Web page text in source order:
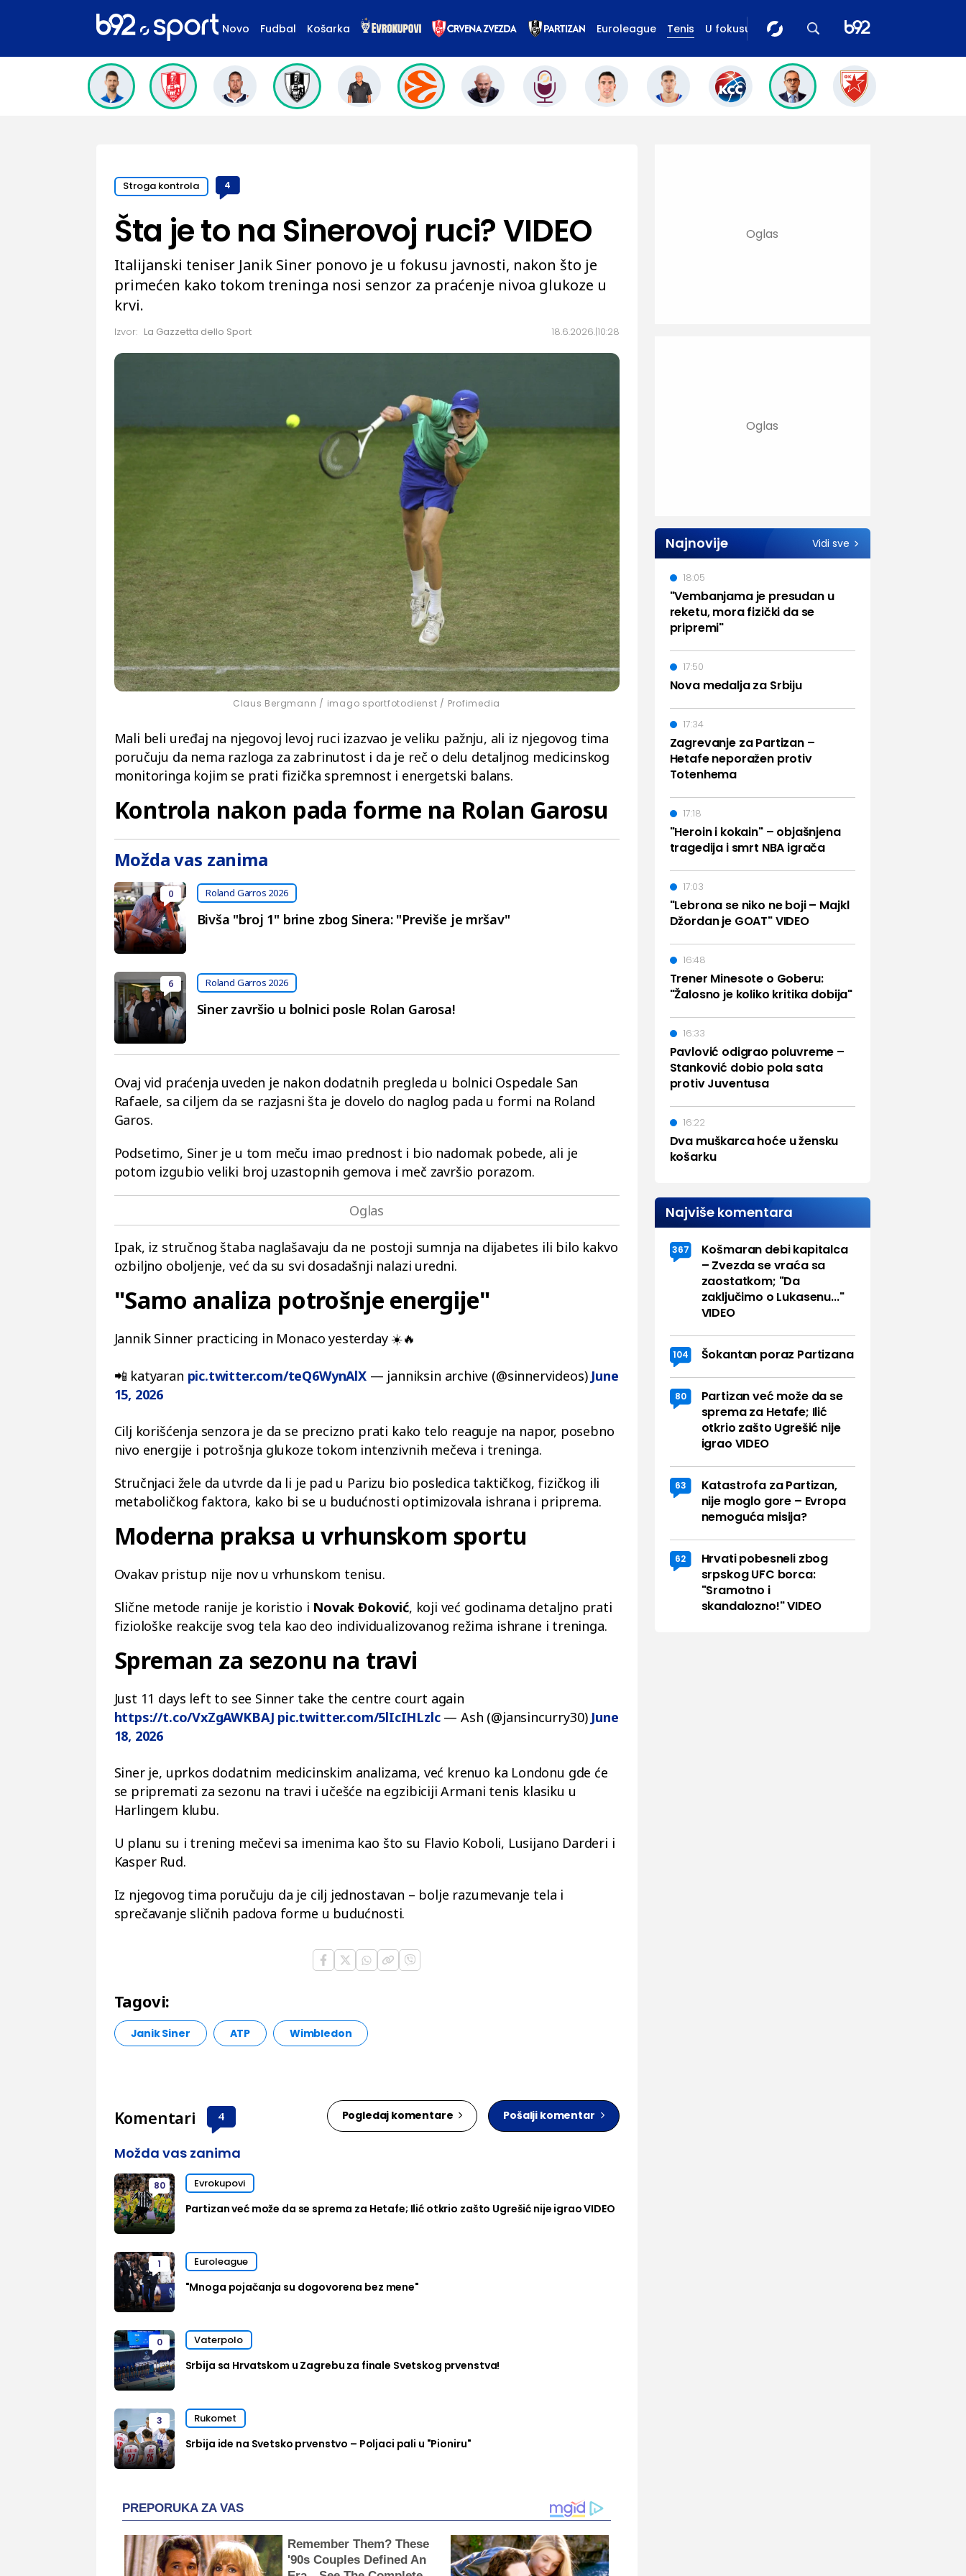
Novo Fudbal Košarka Euroleague Tenis U fokusu
Stroga kontrola 4
18.6.2026. 10:28
Šta je to na Sinerovoj ruci? VIDEO
Italijanski teniser Janik Siner ponovo je u fokusu javnosti, nakon što je
primećen kako tokom treninga nosi senzor za praćenje nivoa glukoze u
krvi.
Izvor: La Gazzetta dello Sport
Claus Bergmann / imago sportfotodienst / Profimedia
Mali beli uređaj na njegovoj levoj ruci izazvao je veliku pažnju, ali iz njegovog tima
poručuju da nema razloga za zabrinutost i da je reč o delu detaljnog medicinskog
monitoringa kojim se prati fizička spremnost i energetski balans.
Kontrola nakon pada forme na Rolan Garosu
Možda vas zanima
0 Roland Garros 2026
Bivša "broj 1" brine zbog Sinera: "Previše je mršav"
6 Roland Garros 2026
Siner završio u bolnici posle Rolan Garosa!
Ovaj vid praćenja uveden je nakon dodatnih pregleda u bolnici Ospedale San
Rafaele, sa ciljem da se razjasni šta je dovelo do naglog pada u formi na Roland
Garos.
Podsetimo, Siner je u tom meču imao prednost i bio nadomak pobede, ali je
potom izgubio veliki broj uzastopnih gemova i meč završio porazom.
Ipak, iz stručnog štaba naglašavaju da ne postoji sumnja na dijabetes ili bilo kakvo
ozbiljno oboljenje, već da su svi dosadašnji nalazi uredni.
"Samo analiza potrošnje energije"
Jannik Sinner practicing in Monaco yesterday ☀️🔥
📲 katyaran pic.twitter.com/teQ6WynAlX— janniksin archive (@sinnervideos) June
15, 2026
Cilj korišćenja senzora je da se precizno prati kako telo reaguje na napor, posebno
nivo energije i potrošnja glukoze tokom intenzivnih mečeva i treninga.
Stručnjaci žele da utvrde da li je pad u Parizu bio posledica taktičkog, fizičkog ili
metaboličkog faktora, kako bi se u budućnosti optimizovala ishrana i priprema.
Moderna praksa u vrhunskom sportu
Ovakav pristup nije nov u vrhunskom tenisu.
Slične metode ranije je koristio i Novak Đoković, koji već godinama detaljno prati
fiziološke reakcije svog tela kao deo individualizovanog režima ishrane i treninga.
Spreman za sezonu na travi
Just 11 days left to see Sinner take the centre court again
https://t.co/VxZgAWKBAJ pic.twitter.com/5lIcIHLzlc— Ash (@jansincurry30) June
18, 2026
Siner je, uprkos dodatnim medicinskim analizama, već krenuo ka Londonu gde će
se pripremati za sezonu na travi i učešće na egzibiciji Armani tenis klasiku u
Harlingem klubu.
U planu su i trening mečevi sa imenima kao što su Flavio Koboli, Lusijano Darderi i
Kasper Rud.
Iz njegovog tima poručuju da je cilj jednostavan – bolje razumevanje tela i
sprečavanje sličnih padova forme u budućnosti.
Tagovi:
Janik Siner ATP Wimbledon
Komentari 4 Pogledaj komentare Pošalji komentar
Možda vas zanima
80 Evrokupovi
Partizan već može da se sprema za Hetafe; Ilić otkrio zašto Ugrešić nije igrao VIDEO
1 Euroleague
"Mnoga pojačanja su dogovorena bez mene"
0 Vaterpolo
Srbija sa Hrvatskom u Zagrebu za finale Svetskog prvenstva!
3 Rukomet
Srbija ide na Svetsko prvenstvo – Poljaci pali u "Pioniru"
PREPORUKA ZA VAS
Remember Them? These
'90s Couples Defined An
Najnovije Vidi sve
"Vembanjama je presudan u
reketu, mora fizički da se
pripremi"
18:05
Nova medalja za Srbiju
17:50
Zagrevanje za Partizan –
Hetafe neporažen protiv
Totenhema
17:34
"Heroin i kokain" – objašnjena
tragedija i smrt NBA igrača
17:18
"Lebrona se niko ne boji – Majkl
Džordan je GOAT" VIDEO
17:03
Trener Minesote o Goberu:
"Žalosno je koliko kritika dobija"
16:48
Pavlović odigrao poluvreme –
Stanković dobio pola sata
protiv Juventusa
16:33
Dva muškarca hoće u žensku
košarku
16:22
Najviše komentara
367
Košmaran debi kapitalca
– Zvezda se vraća sa
zaostatkom; "Da
zaključimo o Lukasenu..."
VIDEO
104 Šokantan poraz Partizana
80
Partizan već može da se
sprema za Hetafe; Ilić
otkrio zašto Ugrešić nije
igrao VIDEO
63
Katastrofa za Partizan,
nije moglo gore – Evropa
nemoguća misija?
62
Hrvati pobesneli zbog
srpskog UFC borca:
"Sramotno i
skandalozno!" VIDEO